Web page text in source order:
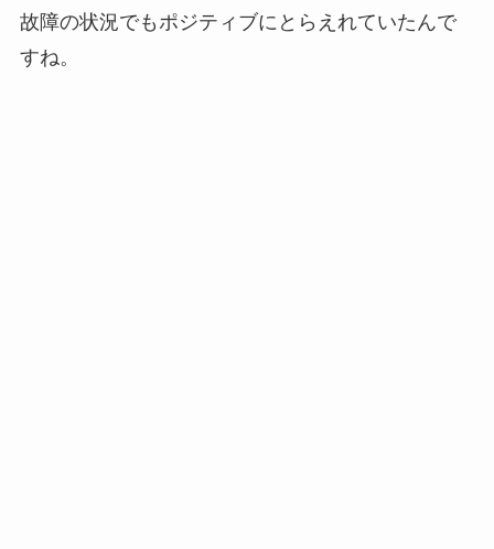
故障の状況でもポジティブにとらえれていたんで
すね。